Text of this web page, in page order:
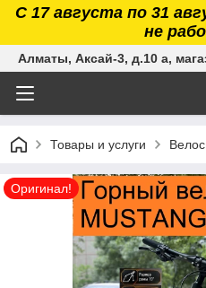
С 17 августа по 31
не
Алматы, Аксай-3, д.10 а,
Товары и услуги
Оригинал!